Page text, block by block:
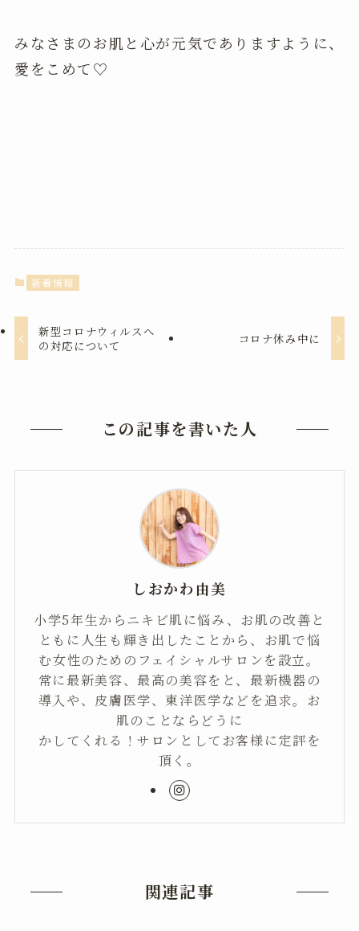
みなさまのお肌と心が元気でありますように、
愛をこめて♡
新着情報
新型コロナウィルスへ
の対応について
コロナ休み中に
この記事を書いた人
しおかわ由美
小学5年生からニキビ肌に悩み、お肌の改善と
ともに人生も輝き出したことから、お肌で悩
む女性のためのフェイシャルサロンを設立。
常に最新美容、最高の美容をと、最新機器の
導入や、皮膚医学、東洋医学などを追求。お
肌のことならどうに
かしてくれる！サロンとしてお客様に定評を
頂く。
関連記事